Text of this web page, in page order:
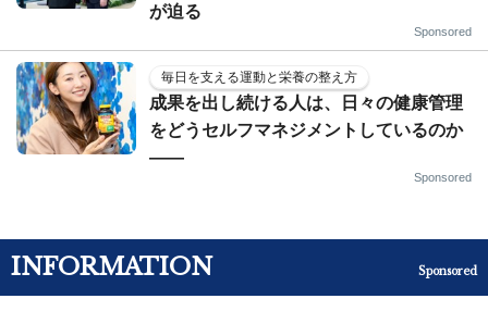
が迫る
Sponsored
毎日を支える運動と栄養の整え方
成果を出し続ける人は、日々の健康管理
をどうセルフマネジメントしているのか
——
Sponsored
INFORMATION Sponsored